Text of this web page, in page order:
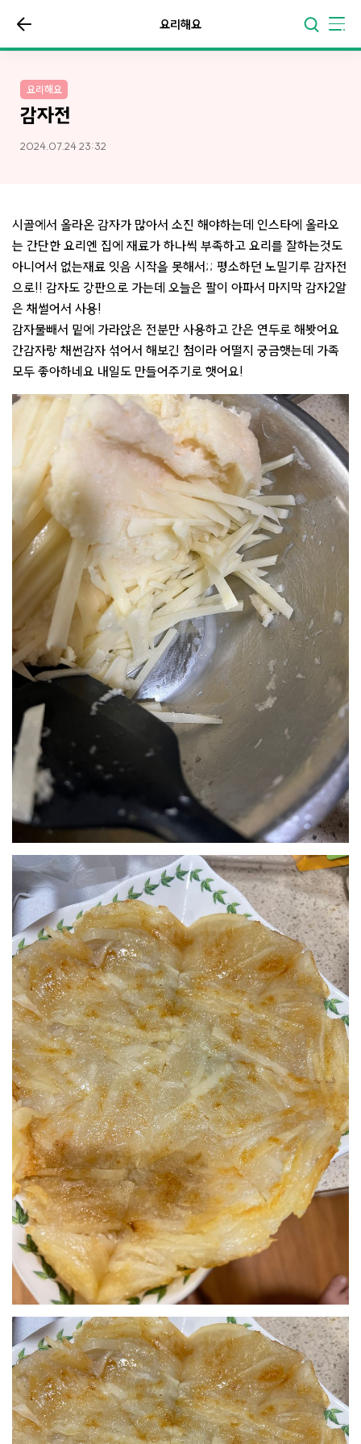
요리해요
요리해요
감자전
2024.07.24 23:32
시골에서 올라온 감자가 많아서 소진 해야하는데 인스타에 올라오
는 간단한 요리엔 집에 재료가 하나씩 부족하고 요리를 잘하는것도
아니어서 없는재료 잇음 시작을 못해서;; 평소하던 노밀기루 감자전
으로!! 감자도 강판으로 가는데 오늘은 팔이 아파서 마지막 감자2알
은 채썰어서 사용!
감자물빼서 밑에 가라앉은 전분만 사용하고 간은 연두로 해봣어요
간감자랑 채썬감자 섞어서 해보긴 첨이라 어떨지 궁금햇는데 가족
모두 좋아하네요 내일도 만들어주기로 햇어요!